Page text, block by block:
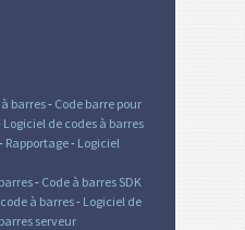
barres- Code barre pour
Logiciel de codes à barres
- Rapportage- Logiciel
- Code à barres SDK
à barres- Logiciel de
serveur